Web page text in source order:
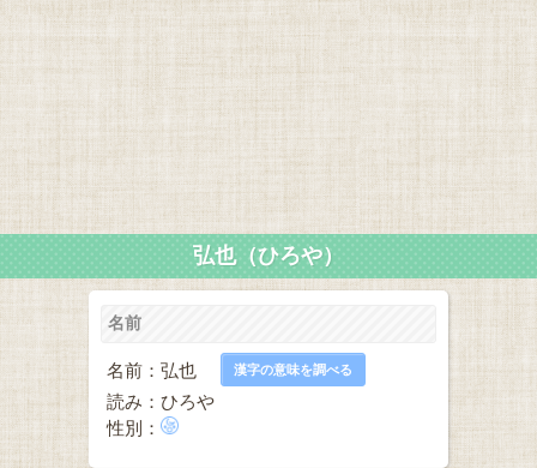
弘也（ひろや）
名前
名前：弘也 漢字の意味を調べる
読み：ひろや
性別：